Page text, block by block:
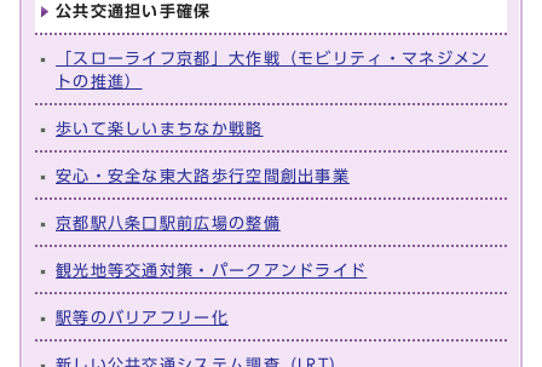
公共交通担い手確保
「スローライフ京都」大作戦（モビリティ・マネジメン
トの推進）
歩いて楽しいまちなか戦略
安心・安全な東大路歩行空間創出事業
京都駅八条口駅前広場の整備
観光地等交通対策・パークアンドライド
駅等のバリアフリー化